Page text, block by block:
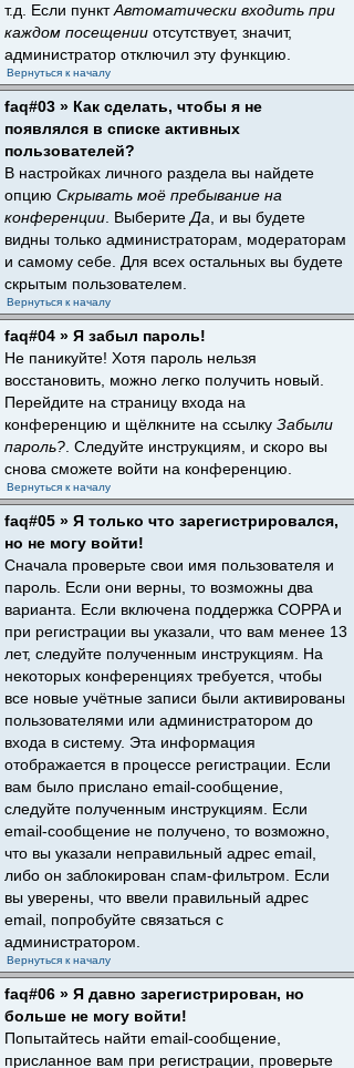
т.д. Если пунктАвтоматически входить при
каждом посещении отсутствует, значит,
администратор отключил эту функцию.
Вернуться к началу
faq#03 » Как сделать, чтобы я не
появлялся в списке активных
пользователей?
В настройках личного раздела вы найдете
опцию Скрывать моё пребывание на
конференции . Выберите Да , и вы будете
видны только администраторам, модераторам
и самому себе. Для всех остальных вы будете
скрытым пользователем.
Вернуться к началу
faq#04 » Я забыл пароль!
Не паникуйте! Хотя пароль нельзя
восстановить, можно легко получить новый.
Перейдите на страницу входа на
конференцию и щёлкните на ссылку Забыли
пароль? . Следуйте инструкциям, и скоро вы
снова сможете войти на конференцию.
Вернуться к началу
faq#05 » Я только что зарегистрировался,
но не могу войти!
Сначала проверьте свои имя пользователя и
пароль. Если они верны, то возможны два
варианта. Если включена поддержка COPPA и
при регистрации вы указали, что вам менее 13
лет, следуйте полученным инструкциям. На
некоторых конференциях требуется, чтобы
все новые учётные записи были активированы
пользователями или администратором до
входа в систему. Эта информация
отображается в процессе регистрации. Если
вам было прислано email-сообщение,
следуйте полученным инструкциям. Если
email-сообщение не получено, то возможно,
что вы указали неправильный адрес email,
либо он заблокирован спам-фильтром. Если
вы уверены, что ввели правильный адрес
email, попробуйте связаться с
администратором.
Вернуться к началу
faq#06 » Я давно зарегистрирован, но
больше не могу войти!
Попытайтесь найти email-сообщение,
присланное вам при регистрации, проверьте